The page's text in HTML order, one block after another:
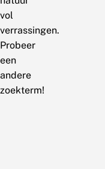
vol
verrassingen.
Probeer
een
andere
zoekterm!